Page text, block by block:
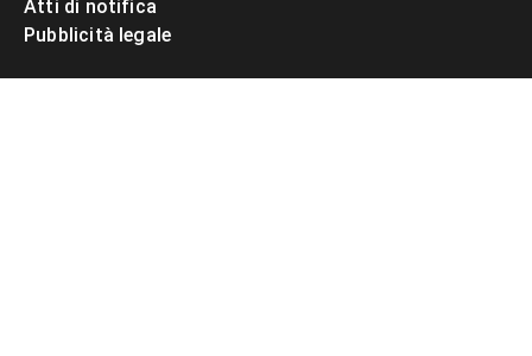
Atti di notifica
Pubblicità legale